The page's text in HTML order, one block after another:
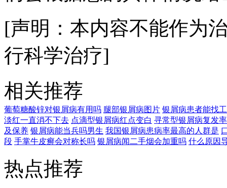
[声明：本内容不能作为
行科学治疗]
相关推荐
葡萄糖酸锌对银屑病有用吗 腿部银屑病图片 银屑病患者能找
淡红一直消不下去 点滴型银屑病红点变白 寻常型银屑病复发
及保养 银屑病能当兵吗男生 我国银屑病患病率最高的人群是
段 手掌牛皮癣会对称长吗 银屑病闻二手烟会加重吗 什么原因
热点推荐